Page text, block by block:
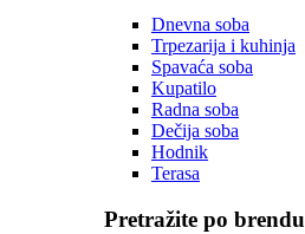
Dnevna soba
Trpezarija i kuhinja
Spavaća soba
Kupatilo
Radna soba
Dečija soba
Hodnik
Terasa
Pretražite po brendu